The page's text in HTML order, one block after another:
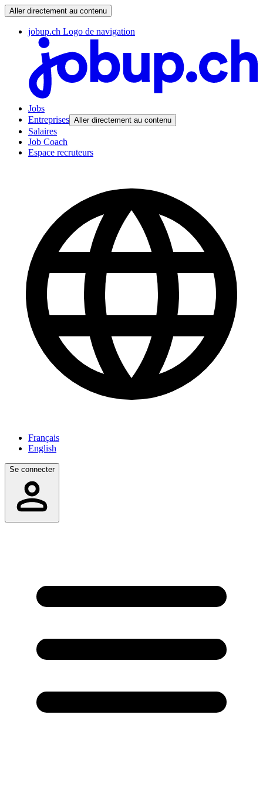
Aller directement au contenu
jobup.ch Logo de navigation
Jobs
Entreprises Aller directement au contenu
Salaires
Job Coach
Espace recruteurs
Français
English
Se connecter